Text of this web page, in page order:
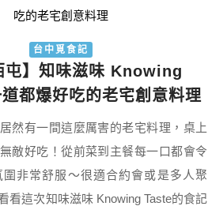
台中覓食記
屯】知味滋味 Knowing
都爆好吃的老宅創意料理
然有一間這麼厲害的老宅料理，桌上
敵好吃！從前菜到主餐每一口都會令
圍非常舒服～很適合約會或是多人聚
看這次知味滋味 Knowing Taste的食記